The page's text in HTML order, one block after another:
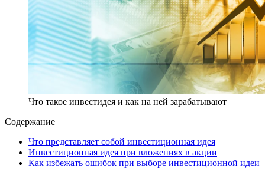
Что такое инвестидея и как на ней зарабатывают
Содержание
Что представляет собой инвестиционная идея
Инвестиционная идея при вложениях в акции
Как избежать ошибок при выборе инвестиционной идеи